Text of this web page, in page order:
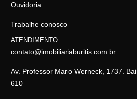
Ouvidoria
Trabalhe conosco
ATENDIMENTO
contato@imobiliariaburitis.com.br
Av. Professor Mario Werneck, 1737.
610